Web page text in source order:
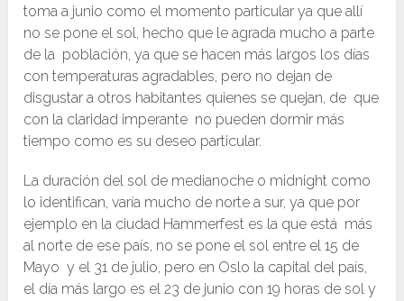
toma a junio como el momento particular ya que allí
no se pone el sol, hecho que le agrada mucho a parte
de la población, ya que se hacen más largos los días
con temperaturas agradables, pero no dejan de
disgustar a otros habitantes quienes se quejan, de que
con la claridad imperante no pueden dormir más
tiempo como es su deseo particular.
La duración del sol de medianoche o midnight como
lo identifican, varía mucho de norte a sur, ya que por
ejemplo en la ciudad Hammerfest es la que está más
al norte de ese país, no se pone el sol entre el 15 de
Mayo y el 31 de julio, pero en Oslo la capital del país,
el día más largo es el 23 de junio con 19 horas de sol y